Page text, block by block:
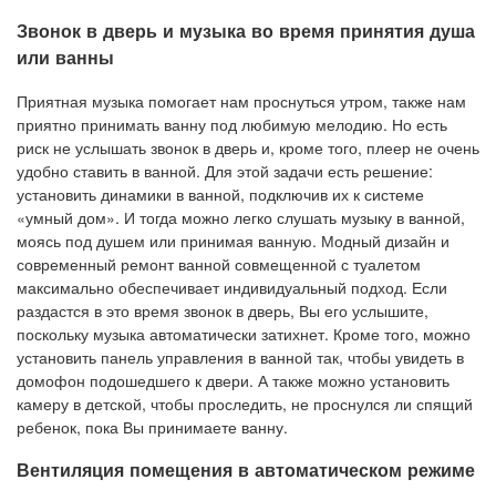
Звонок в дверь и музыка во время принятия душа
или ванны
Приятная музыка помогает нам проснуться утром, также нам
приятно принимать ванну под любимую мелодию. Но есть
риск не услышать звонок в дверь и, кроме того, плеер не очень
удобно ставить в ванной. Для этой задачи есть решение:
установить динамики в ванной, подключив их к системе
«умный дом». И тогда можно легко слушать музыку в ванной,
моясь под душем или принимая ванную. Модный дизайн и
современный ремонт ванной совмещенной с туалетом
максимально обеспечивает индивидуальный подход. Если
раздастся в это время звонок в дверь, Вы его услышите,
поскольку музыка автоматически затихнет. Кроме того, можно
установить панель управления в ванной так, чтобы увидеть в
домофон подошедшего к двери. А также можно установить
камеру в детской, чтобы проследить, не проснулся ли спящий
ребенок, пока Вы принимаете ванну.
Вентиляция помещения в автоматическом режиме